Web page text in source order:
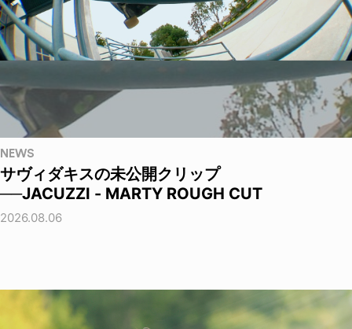
NEWS
サヴィダキスの未公開クリップ
──JACUZZI - MARTY ROUGH CUT
2026.08.06